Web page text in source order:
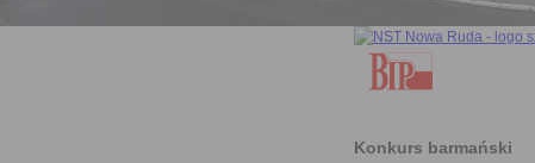
Konkurs barmański